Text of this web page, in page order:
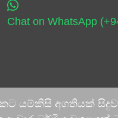
Chat on WhatsApp
යම්කිසි අගතියක්